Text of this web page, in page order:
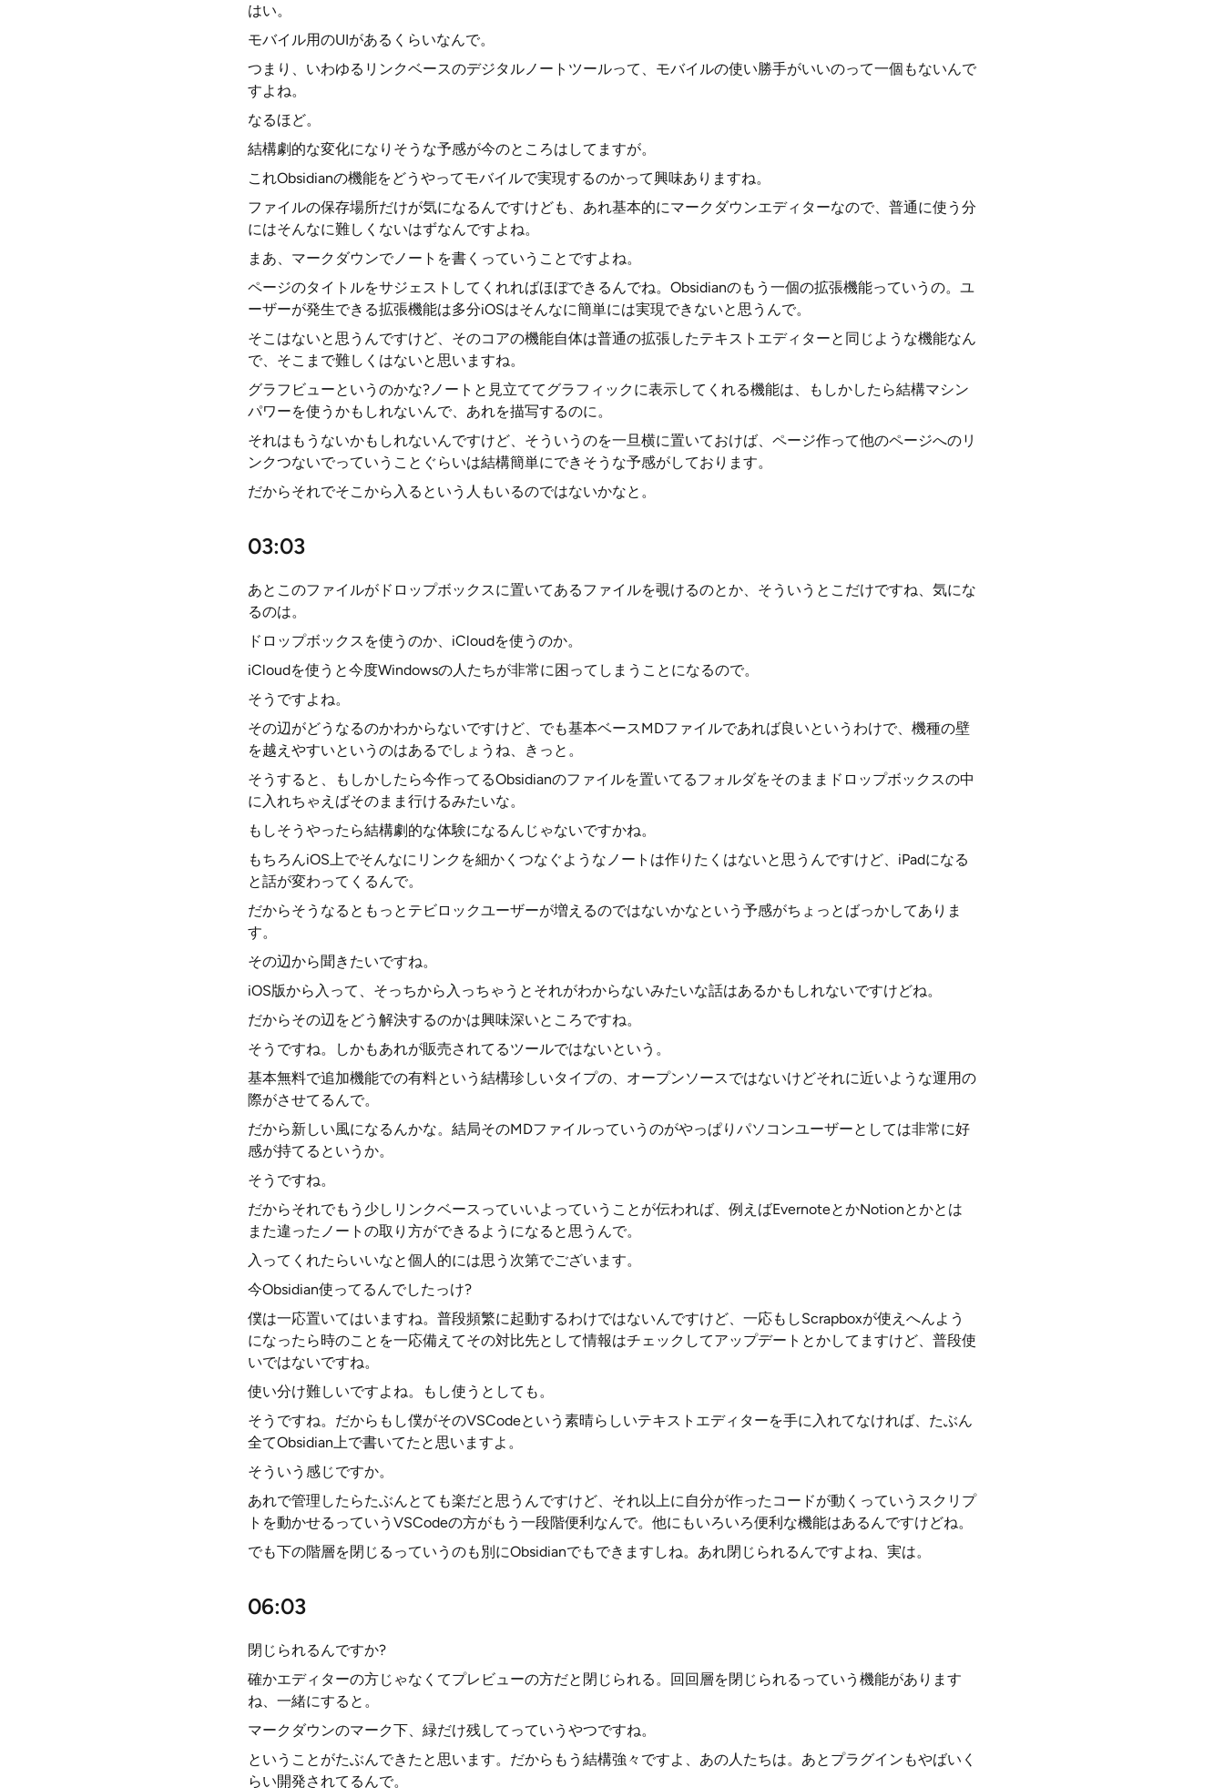
はい。
モバイル用のUIがあるくらいなんで。
つまり、いわゆるリンクベースのデジタルノートツールって、モバイルの使い勝手がいいのって一個もないんで
すよね。
なるほど。
結構劇的な変化になりそうな予感が今のところはしてますが。
これObsidianの機能をどうやってモバイルで実現するのかって興味ありますね。
ファイルの保存場所だけが気になるんですけども、あれ基本的にマークダウンエディターなので、普通に使う分
にはそんなに難しくないはずなんですよね。
まあ、マークダウンでノートを書くっていうことですよね。
ページのタイトルをサジェストしてくれればほぼできるんでね。Obsidianのもう一個の拡張機能っていうの。ユ
ーザーが発生できる拡張機能は多分iOSはそんなに簡単には実現できないと思うんで。
そこはないと思うんですけど、そのコアの機能自体は普通の拡張したテキストエディターと同じような機能なん
で、そこまで難しくはないと思いますね。
グラフビューというのかな?ノートと見立ててグラフィックに表示してくれる機能は、もしかしたら結構マシン
パワーを使うかもしれないんで、あれを描写するのに。
それはもうないかもしれないんですけど、そういうのを一旦横に置いておけば、ページ作って他のページへのリ
ンクつないでっていうことぐらいは結構簡単にできそうな予感がしております。
だからそれでそこから入るという人もいるのではないかなと。
03:03
あとこのファイルがドロップボックスに置いてあるファイルを覗けるのとか、そういうとこだけですね、気にな
るのは。
ドロップボックスを使うのか、iCloudを使うのか。
iCloudを使うと今度Windowsの人たちが非常に困ってしまうことになるので。
そうですよね。
その辺がどうなるのかわからないですけど、でも基本ベースMDファイルであれば良いというわけで、機種の壁
を越えやすいというのはあるでしょうね、きっと。
そうすると、もしかしたら今作ってるObsidianのファイルを置いてるフォルダをそのままドロップボックスの中
に入れちゃえばそのまま行けるみたいな。
もしそうやったら結構劇的な体験になるんじゃないですかね。
もちろんiOS上でそんなにリンクを細かくつなぐようなノートは作りたくはないと思うんですけど、iPadになる
と話が変わってくるんで。
だからそうなるともっとテビロックユーザーが増えるのではないかなという予感がちょっとばっかしてありま
す。
その辺から聞きたいですね。
iOS版から入って、そっちから入っちゃうとそれがわからないみたいな話はあるかもしれないですけどね。
だからその辺をどう解決するのかは興味深いところですね。
そうですね。しかもあれが販売されてるツールではないという。
基本無料で追加機能での有料という結構珍しいタイプの、オープンソースではないけどそれに近いような運用の
際がさせてるんで。
だから新しい風になるんかな。結局そのMDファイルっていうのがやっぱりパソコンユーザーとしては非常に好
感が持てるというか。
そうですね。
だからそれでもう少しリンクベースっていいよっていうことが伝われば、例えばEvernoteとかNotionとかとは
また違ったノートの取り方ができるようになると思うんで。
入ってくれたらいいなと個人的には思う次第でございます。
今Obsidian使ってるんでしたっけ?
僕は一応置いてはいますね。普段頻繁に起動するわけではないんですけど、一応もしScrapboxが使えへんよう
になったら時のことを一応備えてその対比先として情報はチェックしてアップデートとかしてますけど、普段使
いではないですね。
使い分け難しいですよね。もし使うとしても。
そうですね。だからもし僕がそのVSCodeという素晴らしいテキストエディターを手に入れてなければ、たぶん
全てObsidian上で書いてたと思いますよ。
そういう感じですか。
あれで管理したらたぶんとても楽だと思うんですけど、それ以上に自分が作ったコードが動くっていうスクリプ
トを動かせるっていうVSCodeの方がもう一段階便利なんで。他にもいろいろ便利な機能はあるんですけどね。
でも下の階層を閉じるっていうのも別にObsidianでもできますしね。あれ閉じられるんですよね、実は。
06:03
閉じられるんですか?
確かエディターの方じゃなくてプレビューの方だと閉じられる。回回層を閉じられるっていう機能があります
ね、一緒にすると。
マークダウンのマーク下、緑だけ残してっていうやつですね。
ということがたぶんできたと思います。だからもう結構強々ですよ、あの人たちは。あとプラグインもやばいく
らい開発されてるんで。